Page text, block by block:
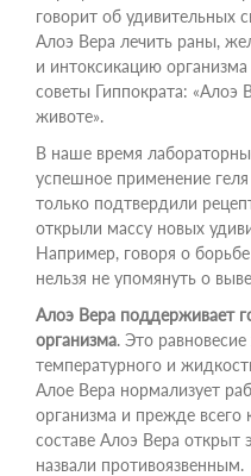
говорит об удивительных
Алоэ Вера лечить раны,
и интоксикацию
советы Гиппократа: «Алоэ
животе».
В наше время
успешное применение
только подтвердили
открыли массу новых
Например, говоря о
нельзя не упомянуть о
Алоэ Вера поддерживает
организма. Это
температурного и
Алое Вера нормализует
организма и прежде
составе Алоэ Вера открыт
назвали противоязвенным.